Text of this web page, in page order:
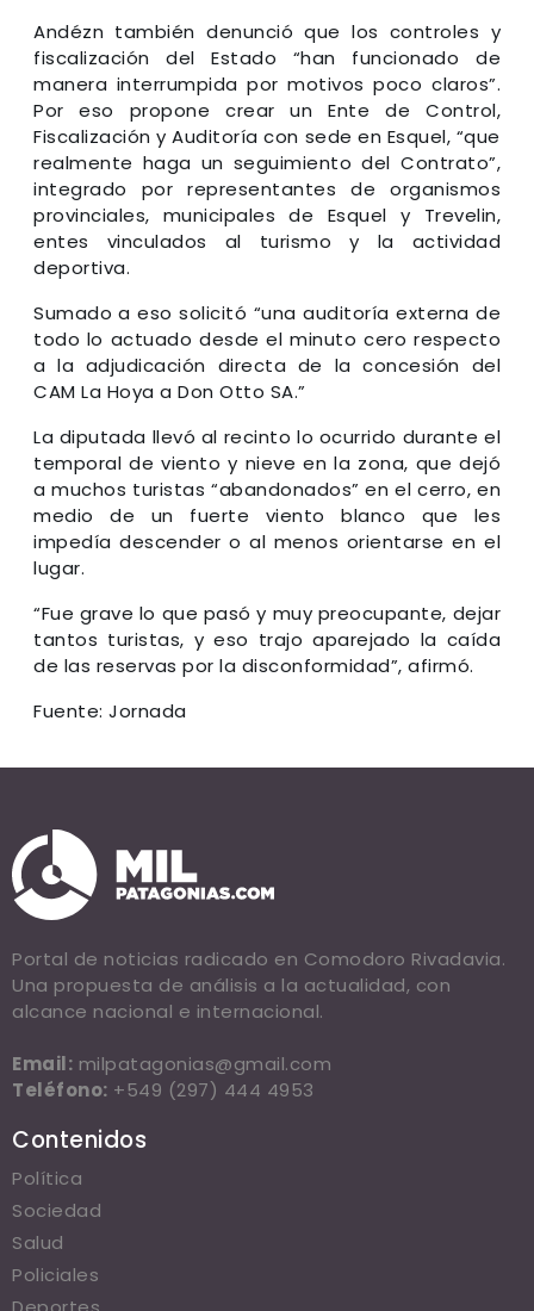
Andézn también denunció que los controles y
fiscalización del Estado “han funcionado de
manera interrumpida por motivos poco claros”.
Por eso propone crear un Ente de Control,
Fiscalización y Auditoría con sede en Esquel, “que
realmente haga un seguimiento del Contrato”,
integrado por representantes de organismos
provinciales, municipales de Esquel y Trevelin,
entes vinculados al turismo y la actividad
deportiva.
Sumado a eso solicitó “una auditoría externa de
todo lo actuado desde el minuto cero respecto
a la adjudicación directa de la concesión del
CAM La Hoya a Don Otto SA.”
La diputada llevó al recinto lo ocurrido durante el
temporal de viento y nieve en la zona, que dejó
a muchos turistas “abandonados” en el cerro, en
medio de un fuerte viento blanco que les
impedía descender o al menos orientarse en el
lugar.
“Fue grave lo que pasó y muy preocupante, dejar
tantos turistas, y eso trajo aparejado la caída
de las reservas por la disconformidad”, afirmó.
Fuente: Jornada
Portal de noticias radicado en Comodoro Rivadavia.
Una propuesta de análisis a la actualidad, con
alcance nacional e internacional.
Email: milpatagonias@gmail.com
Teléfono: +549 (297) 444 4953
Contenidos
Política
Sociedad
Salud
Policiales